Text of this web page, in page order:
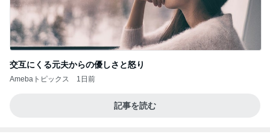
交互にくる元夫からの優しさと怒り
Amebaトピックス 1日前
記事を読む